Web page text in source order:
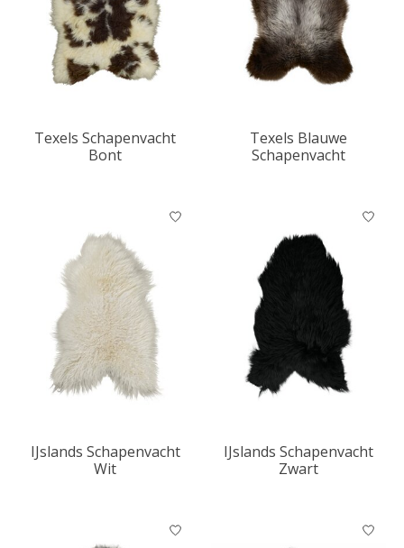
Texels Schapenvacht
Bont
Texels Blauwe
Schapenvacht
IJslands Schapenvacht
Wit
IJslands Schapenvacht
Zwart